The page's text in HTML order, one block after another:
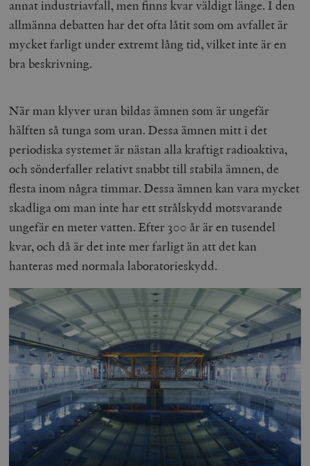
annat industriavfall, men finns kvar väldigt länge. I den
allmänna debatten har det ofta låtit som om avfallet är
mycket farligt under extremt lång tid, vilket inte är en
bra beskrivning.
När man klyver uran bildas ämnen som är ungefär
hälften så tunga som uran. Dessa ämnen mitt i det
periodiska systemet är nästan alla kraftigt radioaktiva,
och sönderfaller relativt snabbt till stabila ämnen, de
flesta inom några timmar. Dessa ämnen kan vara mycket
skadliga om man inte har ett strålskydd motsvarande
ungefär en meter vatten. Efter 300 år är en tusendel
kvar, och då är det inte mer farligt än att det kan
hanteras med normala laboratorieskydd.